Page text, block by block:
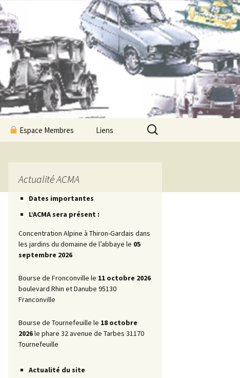
Espace Membres
Les Petites Routes
Les Petites Fiches
Promotionnelles
La Marche AR
Liens
Rechercher :
Actualité ACMA
Dates importantes
L’ACMA sera présent :
Concentration Alpine à Thiron-Gardais dans
les jardins du domaine de l’abbaye le 05
septembre 2026
Bourse de Fronconville le 11 octobre 2026
boulevard Rhin et Danube 95130
Franconville
Bourse de Tournefeuille le 18 octobre
2026le phare 32 avenue de Tarbes 31170
Tournefeuille
Actualité du site